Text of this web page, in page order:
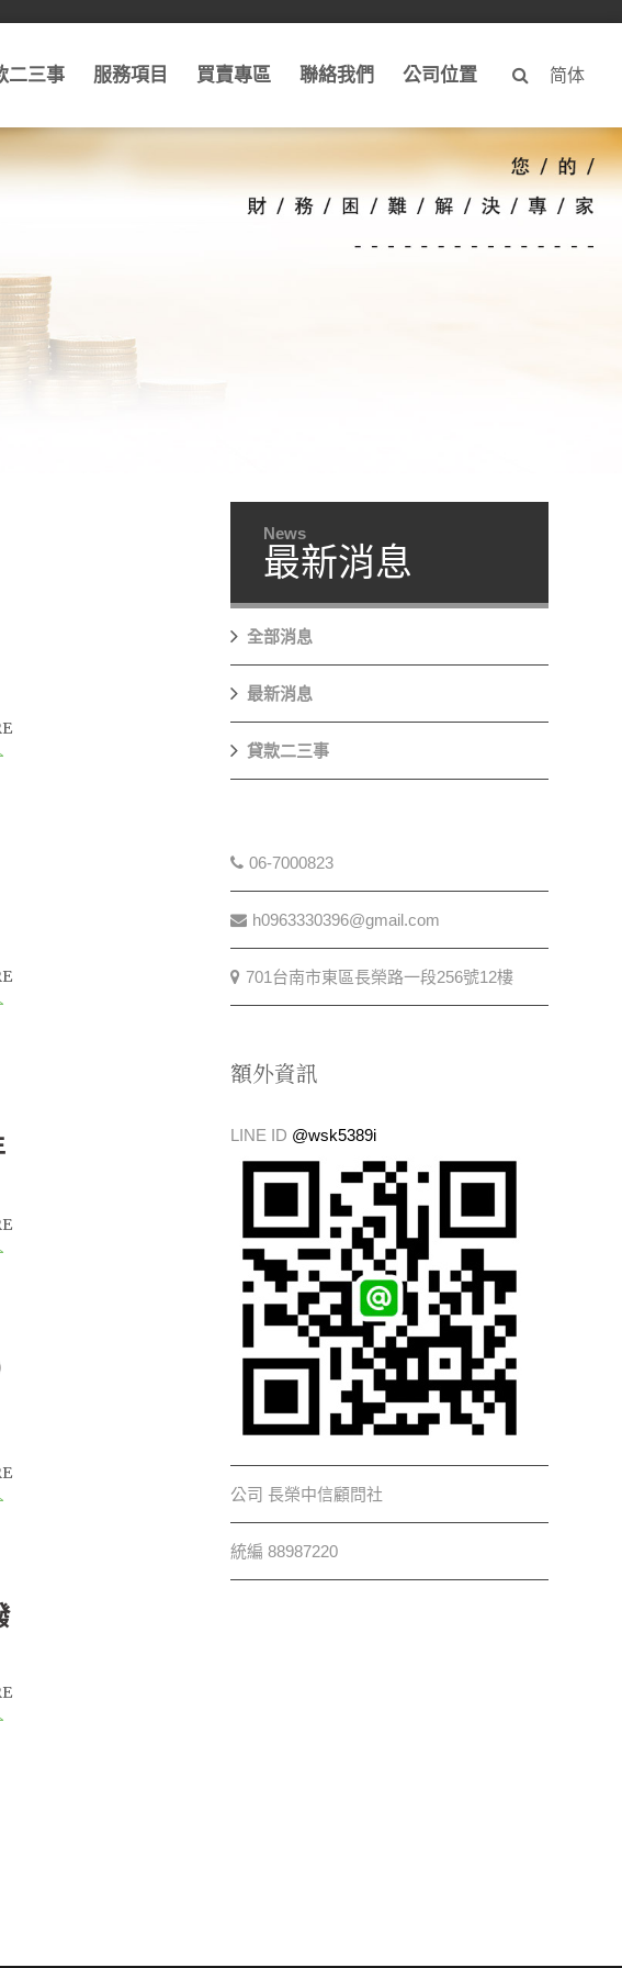
二三事 服務項目 買賣專區 聯絡我們 公司位置 简体
News
最新消息
全部消息
最新消息
貸款二三事
06-7000823
h0963330396@gmail.com
701台南市東區長榮路一段256號12樓
額外資訊
LINE ID @wsk5389i
公司 長榮中信顧問社
統編 88987220